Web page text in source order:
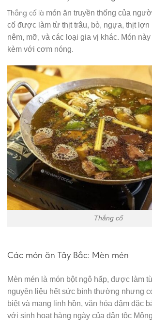
Thắng cố là món ăn truyền thống của
cố được làm từ thịt trâu, bò, ngựa, thịt lợn
nêm, mỡ, và các loại gia vị khác. Món
kèm với cơm nóng.
Thắng cố
Các món ăn Tây Bắc: Mèn mén
Mèn mén là món bột ngô hấp, được làm
nguyên liệu hết sức bình thường nhưng
biệt và mang linh hồn, văn hóa đậm đặc
với sinh hoạt hàng ngày của dân tộc